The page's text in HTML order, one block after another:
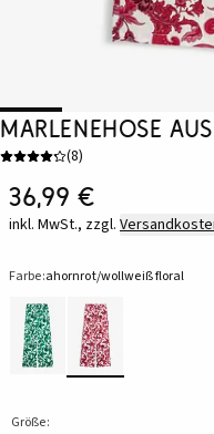
Marlenehose
(8)
36,99 €
inkl. MwSt., zzgl.
Farbe:ahornrot/wollweiß floral
Größe: